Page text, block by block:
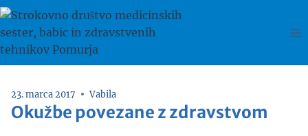
Skip
content
23. marca 2017 Vabila
Okužbe povezane z zdravstvom